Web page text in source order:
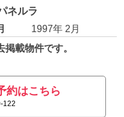
ネルラ
1997年 2月
載物件です。
約はこちら
122